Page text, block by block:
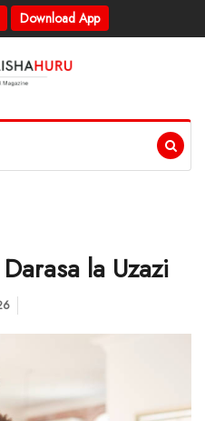
Download App
la Uzazi